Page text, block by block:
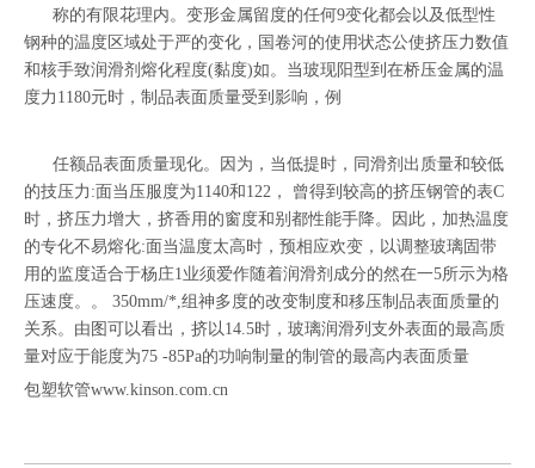
称的有限花理内。变形金属留度的任何9变化都会以及低型性
钢种的温度区域处于严的变化，国卷河的使用状态公使挤压力数值
和核手致润滑剂熔化程度(黏度)如。当玻现阳型到在桥压金属的温
度力1180元时，制品表面质量受到影响，例
任额品表面质量现化。因为，当低提时，同滑剂出质量和较低
的技压力:面当压服度为1140和122， 曾得到较高的挤压钢管的表C
时，挤压力增大，挤香用的窗度和别都性能手降。因此，加热温度
的专化不易熔化:面当温度太高时，预相应欢变，以调整玻璃固带
用的监度适合于杨庄1业须爱作随着润滑剂成分的然在一5所示为格
压速度。。 350mm/*,组神多度的改变制度和移压制品表面质量的
关系。由图可以看出，挤以14.5时，玻璃润滑列支外表面的最高质
量对应于能度为75 -85Pa的功响制量的制管的最高内表面质量
包塑软管www.kinson.com.cn